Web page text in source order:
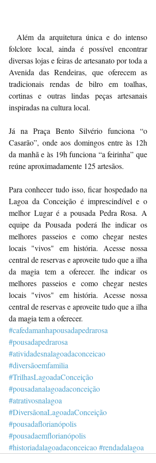
folclore local, ainda é possível encontrar
diversas lojas e feiras de artesanato por toda a
Avenida das Rendeiras, que oferecem as
tradicionais rendas de bilro em toalhas,
cortinas e outras lindas peças artesanais
inspiradas na cultura local.
Já na Praça Bento Silvério funciona “o
Casarão”, onde aos domingos entre às 12h
da manhã e às 19h funciona “a feirinha” que
reúne aproximadamente 125 artesãos.
Para conhecer tudo isso, ficar hospedado na
Lagoa da Conceição é imprescindível e o
melhor Lugar é a pousada Pedra Rosa. A
equipe da Pousada poderá lhe indicar os
melhores passeios e como chegar nestes
locais "vivos" em história. Acesse nossa
central de reservas e aproveite tudo que a ilha
da magia tem a oferecer. lhe indicar os
melhores passeios e como chegar nestes
locais "vivos" em história. Acesse nossa
central de reservas e aproveite tudo que a ilha
da magia tem a oferecer.
#cafedamanhapousadapedrarosa
#pousadapedrarosa
#atividadesnalagoadaconceicao
#diversãoemfamilia
#TrilhasLagoadaConceição
#pousadanalagoadaconceição
#atrativosnalagoa
#DiversãonaLagoadaConceição
#pousadaflorianópolis
#pousadaemflorianópolis
#historiadalagoadaconceicao#rendadalagoa